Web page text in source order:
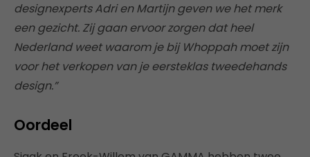
designexperts Adri en Martijn geven we het merk
een gezicht. Zij gaan ervoor zorgen dat heel
Nederland weet waarom je bij Whoppah moet zijn
voor het verkopen van je eersteklas tweedehands
design.”
Oordeel